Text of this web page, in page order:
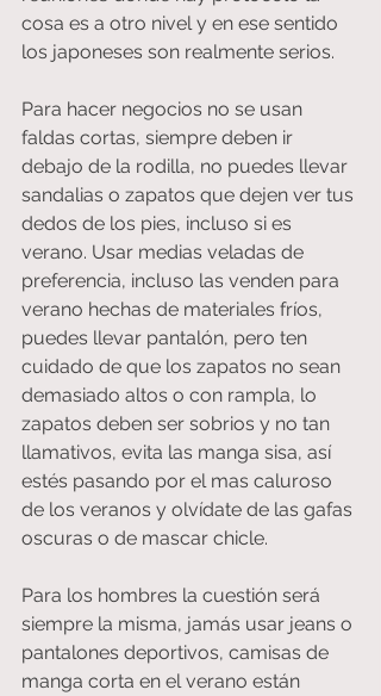
cosa es a otro nivel y en ese sentido
los japoneses son realmente serios.
Para hacer negocios no se usan
faldas cortas, siempre deben ir
debajo de la rodilla, no puedes llevar
sandalias o zapatos que dejen ver tus
dedos de los pies, incluso si es
verano. Usar medias veladas de
preferencia, incluso las venden para
verano hechas de materiales fríos,
puedes llevar pantalón, pero ten
cuidado de que los zapatos no sean
demasiado altos o con rampla, lo
zapatos deben ser sobrios y no tan
llamativos, evita las manga sisa, así
estés pasando por el mas caluroso
de los veranos y olvídate de las gafas
oscuras o de mascar chicle.
Para los hombres la cuestión será
siempre la misma, jamás usar jeans o
pantalones deportivos, camisas de
manga corta en el verano están